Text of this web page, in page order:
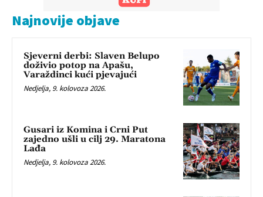
Najnovije objave
Sjeverni derbi: Slaven Belupo
doživio potop na Apašu,
Varaždinci kući pjevajući
Nedjelja, 9. kolovoza 2026.
Gusari iz Komina i Crni Put
zajedno ušli u cilj 29. Maratona
Lađa
Nedjelja, 9. kolovoza 2026.